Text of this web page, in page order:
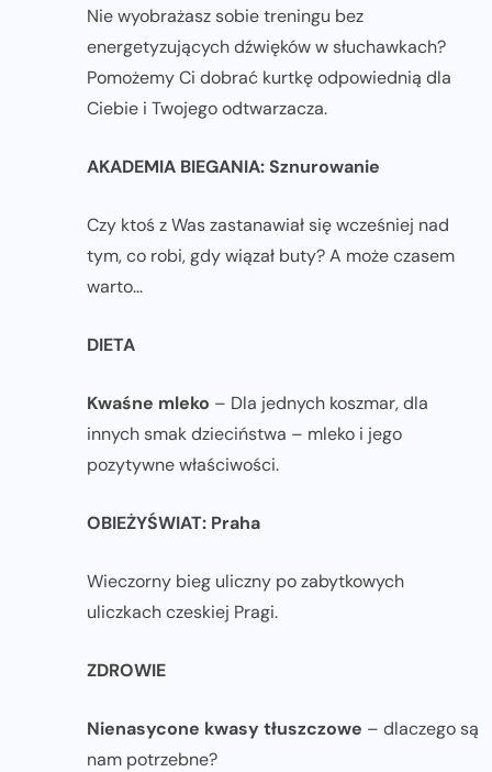
Nie wyobrażasz sobie treningu bez
energetyzujących dźwięków w słuchawkach?
Pomożemy Ci dobrać kurtkę odpowiednią dla
Ciebie i Twojego odtwarzacza.
AKADEMIA BIEGANIA: Sznurowanie
Czy ktoś z Was zastanawiał się wcześniej nad
tym, co robi, gdy wiązał buty? A może czasem
warto…
DIETA
Kwaśne mleko – Dla jednych koszmar, dla
innych smak dzieciństwa – mleko i jego
pozytywne właściwości.
OBIEŻYŚWIAT: Praha
Wieczorny bieg uliczny po zabytkowych
uliczkach czeskiej Pragi.
ZDROWIE
Nienasycone kwasy tłuszczowe – dlaczego są
nam potrzebne?